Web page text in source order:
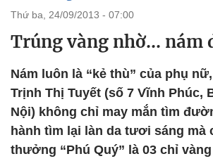
thứ ba, 24/09/2013 - 07:00
Trúng vàng nhờ... nám
Nám luôn là “kẻ thù” của phụ
Trịnh Thị Tuyết (số 7 Vĩnh Phúc,
Nội) không chỉ may mắn tìm
hành tìm lại làn da tươi sáng mà
thưởng “Phú Quý” là 03 chỉ vàng